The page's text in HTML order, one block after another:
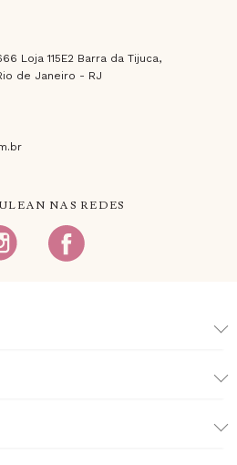
Loja 115E2 Barra da Tijuca,
de Janeiro - RJ
NAS REDES